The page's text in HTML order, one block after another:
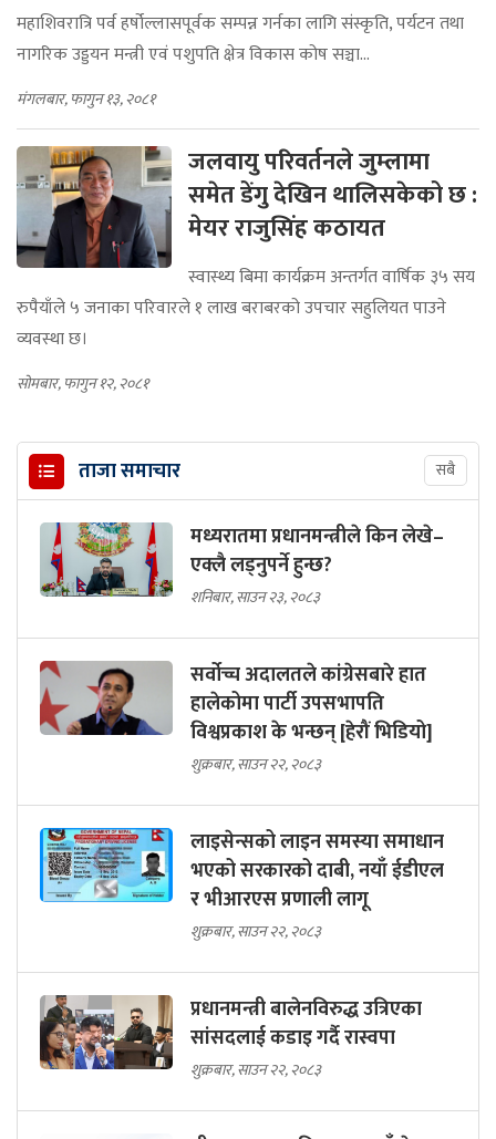
महाशिवरात्रि पर्व हर्षोल्लासपूर्वक सम्पन्न गर्नका लागि संस्कृति, पर्यटन तथा
नागरिक उड्डयन मन्त्री एवं पशुपति क्षेत्र विकास कोष सञ्चा...
मंगलबार, फागुन १३, २०८१
जलवायु परिवर्तनले जुम्लामा
समेत डेंगु देखिन थालिसकेको छ :
मेयर राजुसिंह कठायत
स्वास्थ्य बिमा कार्यक्रम अन्तर्गत वार्षिक ३५ सय
रुपैयाँले ५ जनाका परिवारले १ लाख बराबरको उपचार सहुलियत पाउने
व्यवस्था छ।
सोमबार, फागुन १२, २०८१
ताजा समाचार सबै
मध्यरातमा प्रधानमन्त्रीले किन लेखे–
एक्लै लड्नुपर्ने हुन्छ?
शनिबार, साउन २३, २०८३
सर्वोच्च अदालतले कांग्रेसबारे हात
हालेकोमा पार्टी उपसभापति
विश्वप्रकाश के भन्छन् [हेरौं भिडियो]
शुक्रबार, साउन २२, २०८३
लाइसेन्सको लाइन समस्या समाधान
भएको सरकारको दाबी, नयाँ ईडीएल
र भीआरएस प्रणाली लागू
शुक्रबार, साउन २२, २०८३
प्रधानमन्त्री बालेनविरुद्ध उत्रिएका
सांसदलाई कडाइ गर्दै रास्वपा
शुक्रबार, साउन २२, २०८३